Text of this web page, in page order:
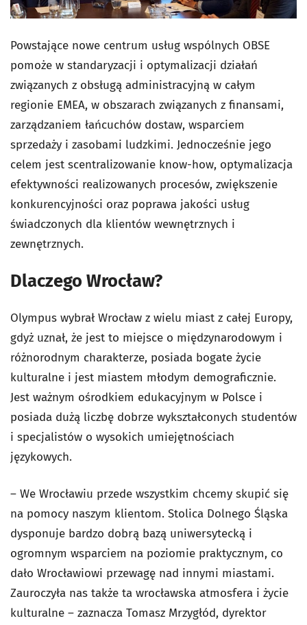
Powstające nowe centrum usług wspólnych OBSE
pomoże w standaryzacji i optymalizacji działań
związanych z obsługą administracyjną w całym
regionie EMEA, w obszarach związanych z finansami,
zarządzaniem łańcuchów dostaw, wsparciem
sprzedaży i zasobami ludzkimi. Jednocześnie jego
celem jest scentralizowanie know-how, optymalizacja
efektywności realizowanych procesów, zwiększenie
konkurencyjności oraz poprawa jakości usług
świadczonych dla klientów wewnętrznych i
zewnętrznych.
Dlaczego Wrocław?
Olympus wybrał Wrocław z wielu miast z całej Europy,
gdyż uznał, że jest to miejsce o międzynarodowym i
różnorodnym charakterze, posiada bogate życie
kulturalne i jest miastem młodym demograficznie.
Jest ważnym ośrodkiem edukacyjnym w Polsce i
posiada dużą liczbę dobrze wykształconych studentów
i specjalistów o wysokich umiejętnościach
językowych.
– We Wrocławiu przede wszystkim chcemy skupić się
na pomocy naszym klientom. Stolica Dolnego Śląska
dysponuje bardzo dobrą bazą uniwersytecką i
ogromnym wsparciem na poziomie praktycznym, co
dało Wrocławiowi przewagę nad innymi miastami.
Zauroczyła nas także ta wrocławska atmosfera i życie
kulturalne – zaznacza Tomasz Mrzygłód, dyrektor